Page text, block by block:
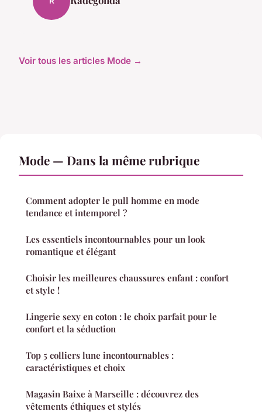
Voir tous les articles Mode →
Mode — Dans la même rubrique
Comment adopter le pull homme en mode
tendance et intemporel ?
Les essentiels incontournables pour un look
romantique et élégant
Choisir les meilleures chaussures enfant : confort
et style !
Lingerie sexy en coton : le choix parfait pour le
confort et la séduction
Top 5 colliers lune incontournables :
caractéristiques et choix
Magasin Baixe à Marseille : découvrez des
vêtements éthiques et stylés